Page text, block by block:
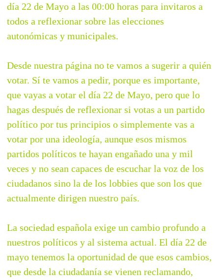
día 22 de Mayo a las 00:00 horas para invitaros a
todos a reflexionar sobre las elecciones
autonómicas y municipales.
Desde nuestra página no te vamos a sugerir a quién
votar. Sí te vamos a pedir, porque es importante,
que vayas a votar el día 22 de Mayo, pero que lo
hagas después de reflexionar si votas a un partido
político por tus principios o simplemente vas a
votar por una ideología, aunque esos mismos
partidos políticos te hayan engañado una y mil
veces y no sean capaces de escuchar la voz de los
ciudadanos sino la de los lobbies que son los que
actualmente dirigen nuestro país.
La sociedad española exige un cambio profundo a
nuestros políticos y al sistema actual. El día 22 de
mayo tenemos la oportunidad de que esos cambios,
que desde la ciudadanía se vienen reclamando,